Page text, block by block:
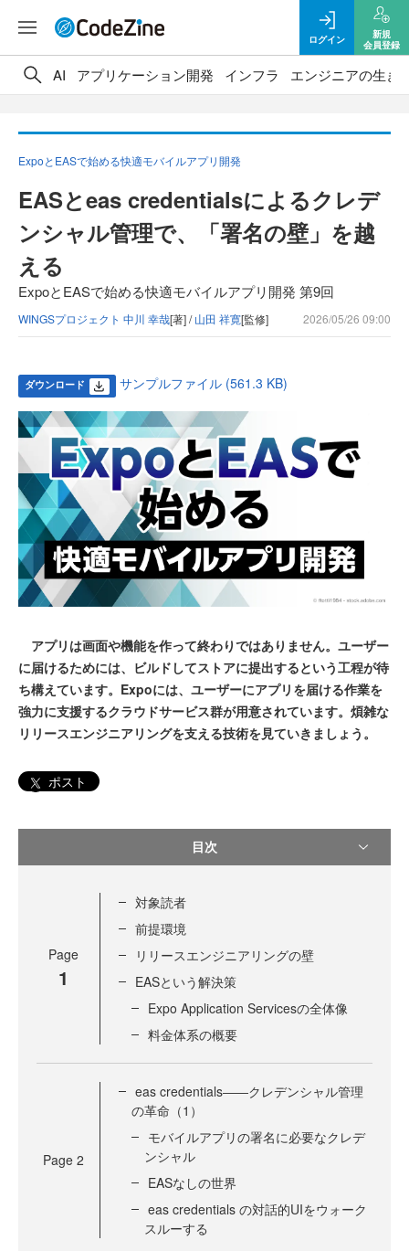
ログイン
新規
会員登録
AI アプリケーション開発 インフラ エンジニアの生き
ExpoとEASで始める快適モバイルアプリ開発
EASとeas credentialsによるクレデ
ンシャル管理で、「署名の壁」を越
える
ExpoとEASで始める快適モバイルアプリ開発 第9回
WINGSプロジェクト 中川 幸哉[著] /山田 祥寛[監修] 2026/05/26 09:00
ダウンロード サンプルファイル (561.3 KB)
アプリは画面や機能を作って終わりではありません。ユーザー
に届けるためには、ビルドしてストアに提出するという工程が待
ち構えています。Expoには、ユーザーにアプリを届ける作業を
強力に支援するクラウドサービス群が用意されています。煩雑な
リリースエンジニアリングを支える技術を見ていきましょう。
ポスト
目次
Page
1
対象読者
前提環境
リリースエンジニアリングの壁
EASという解決策
Expo Application Servicesの全体像
料金体系の概要
Page 2
eas credentials――クレデンシャル管理
の革命（1）
モバイルアプリの署名に必要なクレデ
ンシャル
EASなしの世界
eas credentials の対話的UIをウォーク
スルーする